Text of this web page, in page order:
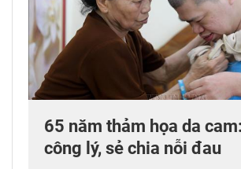
65 năm thảm họa da
công lý, sẻ chia nỗi đau